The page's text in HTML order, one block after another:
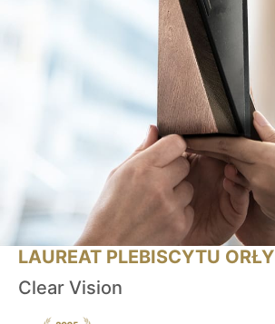
LAUREAT PLEBISCYTU ORŁY
Clear Vision